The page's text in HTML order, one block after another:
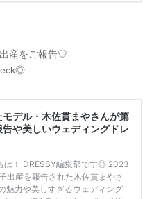
産をご報告♡